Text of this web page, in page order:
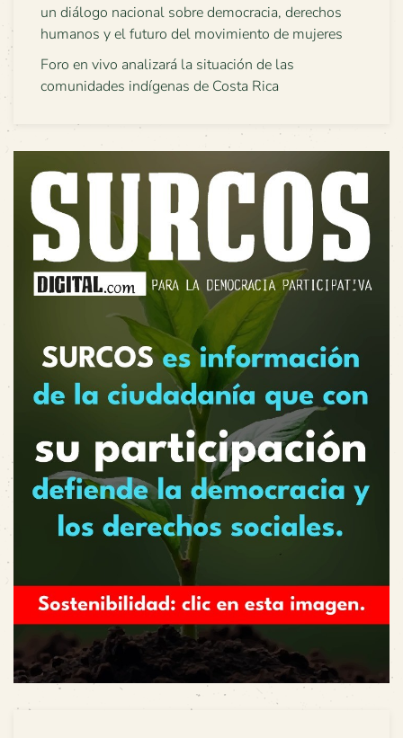
un diálogo nacional sobre democracia, derechos
humanos y el futuro del movimiento de mujeres
Foro en vivo analizará la situación de las
comunidades indígenas de Costa Rica